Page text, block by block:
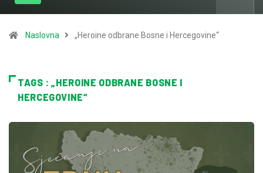
Naslovna „Heroine odbrane Bosne i Hercegovine“
TAGS : „HEROINE ODBRANE BOSNE I
HERCEGOVINE“